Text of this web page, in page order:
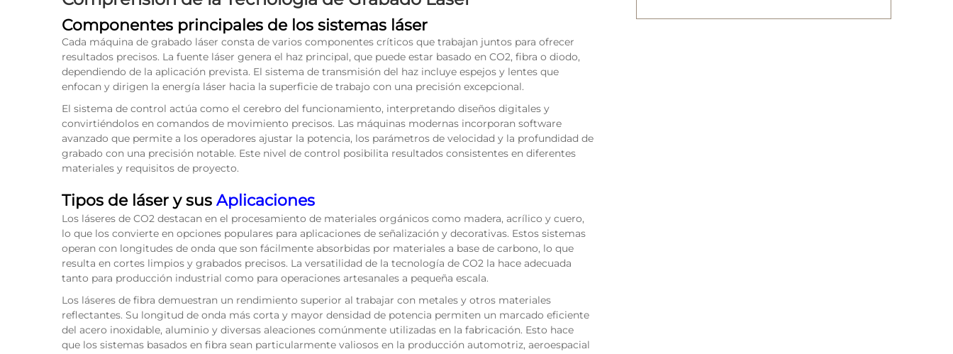
Componentes principales de los sistemas láser
Cada máquina de grabado láser consta de varios componentes críticos que trabajan juntos para ofrecer
resultados precisos. La fuente láser genera el haz principal, que puede estar basado en CO2, fibra o diodo,
dependiendo de la aplicación prevista. El sistema de transmisión del haz incluye espejos y lentes que
enfocan y dirigen la energía láser hacia la superficie de trabajo con una precisión excepcional.
El sistema de control actúa como el cerebro del funcionamiento, interpretando diseños digitales y
convirtiéndolos en comandos de movimiento precisos. Las máquinas modernas incorporan software
avanzado que permite a los operadores ajustar la potencia, los parámetros de velocidad y la profundidad de
grabado con una precisión notable. Este nivel de control posibilita resultados consistentes en diferentes
materiales y requisitos de proyecto.
Tipos de láser y sus Aplicaciones
Los láseres de CO2 destacan en el procesamiento de materiales orgánicos como madera, acrílico y cuero,
lo que los convierte en opciones populares para aplicaciones de señalización y decorativas. Estos sistemas
operan con longitudes de onda que son fácilmente absorbidas por materiales a base de carbono, lo que
resulta en cortes limpios y grabados precisos. La versatilidad de la tecnología de CO2 la hace adecuada
tanto para producción industrial como para operaciones artesanales a pequeña escala.
Los láseres de fibra demuestran un rendimiento superior al trabajar con metales y otros materiales
reflectantes. Su longitud de onda más corta y mayor densidad de potencia permiten un marcado eficiente
del acero inoxidable, aluminio y diversas aleaciones comúnmente utilizadas en la fabricación. Esto hace
que los sistemas basados en fibra sean particularmente valiosos en la producción automotriz, aeroespacial